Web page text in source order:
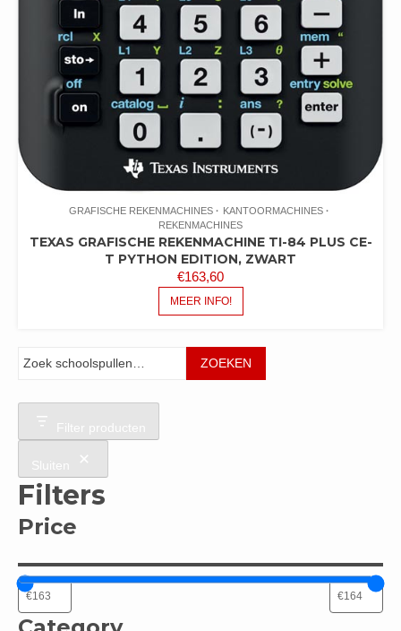
GRAFISCHE REKENMACHINES
KANTOORMACHINES
REKENMACHINES
TEXAS GRAFISCHE REKENMACHINE TI-84 PLUS CE-
T PYTHON EDITION, ZWART
€163,60
MEER INFO!
ZOEKEN
Filter producten
Sluiten
Filters
Price